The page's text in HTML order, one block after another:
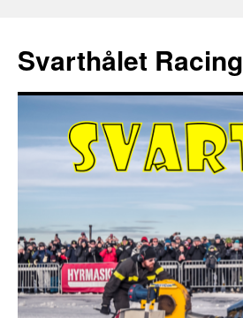
innehåll
Svarthålet Racing